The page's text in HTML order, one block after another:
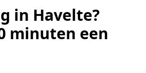
in Havelte?
minuten een